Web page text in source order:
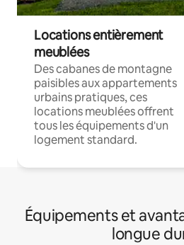
Locations entièrement
meublées
Des cabanes de montagne
paisibles aux appartements
urbains pratiques, ces
locations meublées offrent
tous les équipements d'un
logement standard.
Équipements et
longue